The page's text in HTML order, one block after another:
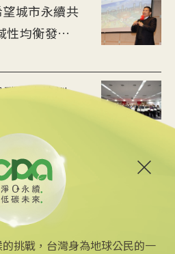
望城市永續共
性均衡發展
盤查培訓
考永續證照 納入保險
挑戰，台灣身為地球公民的一